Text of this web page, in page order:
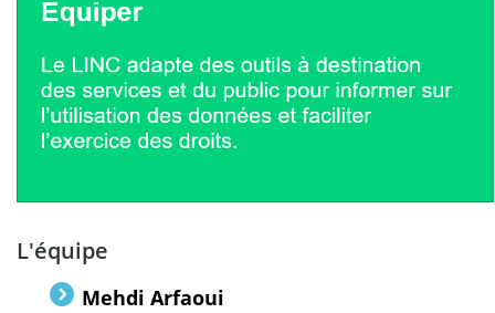
L'équipe
Mehdi Arfaoui